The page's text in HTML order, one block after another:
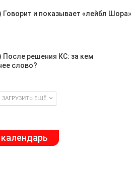
и показывает «лейбл Шора»
решения КС: за кем
слово?
ЗАГРУЗИТЬ ЕЩЁ